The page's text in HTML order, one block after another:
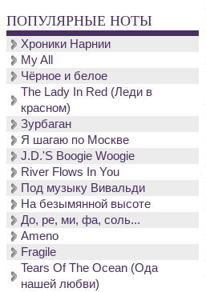
ПОПУЛЯРНЫЕ НОТЫ
Хроники Нарнии
My All
Чёрное и белое
The Lady In Red (Леди в
красном)
Зурбаган
Я шагаю по Москве
J.D.'S Boogie Woogie
River Flows In You
Под музыку Вивальди
На безымянной высоте
До, ре, ми, фа, соль...
Ameno
Fragile
Tears Of The Ocean (Ода
нашей любви)